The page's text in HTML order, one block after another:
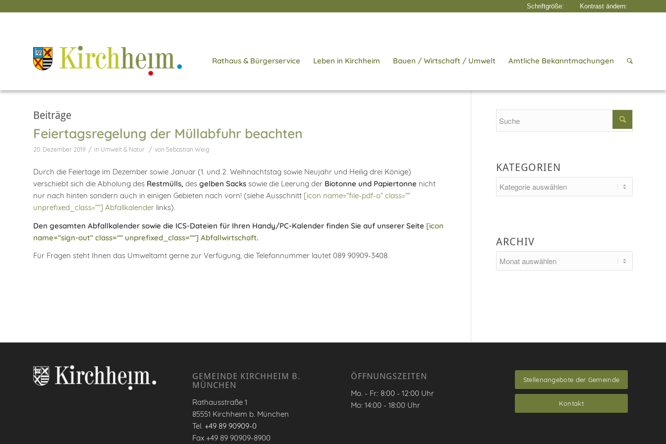
Rathaus & Bürgerservice Leben in Kirchheim Bauen / Wirtschaft / Umwelt Amtliche Bekanntmachungen
Beiträge
Feiertagsregelung der Müllabfuhr beachten
20. Dezember 2019 / in Umwelt & Natur / von Sebastian Weig
Durch die Feiertage im Dezember sowie Januar (1. und 2. Weihnachtstag sowie Neujahr und Heilig drei Könige)
verschiebt sich die Abholung des Restmülls, des gelben Sacks sowie die Leerung der Biotonne und Papiertonne nicht
nur nach hinten sondern auch in einigen Gebieten nach vorn! (siehe Ausschnitt [icon name=“file-pdf-o“ class=““
unprefixed_class=““] Abfallkalender links).
Den gesamten Abfallkalender sowie die ICS-Dateien für Ihren Handy/PC-Kalender finden Sie auf unserer Seite [icon
name=“sign-out“ class=““ unprefixed_class=““] Abfallwirtschaft.
Für Fragen steht Ihnen das Umweltamt gerne zur Verfügung, die Telefonnummer lautet 089 90909-3408.
KATEGORIEN
ARCHIV
GEMEINDE KIRCHHEIM B.
MÜNCHEN
Rathausstraße 1
85551 Kirchheim b. München
Tel. +49 89 90909-0
Fax +49 89 90909-8900
ÖFFNUNGSZEITEN
Mo. - Fr.: 8:00 - 12:00 Uhr
Mo: 14:00 - 18:00 Uhr
Stellenangebote der Gemeinde
Kontakt